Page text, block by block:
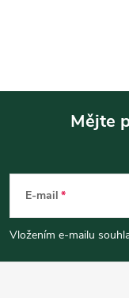
p
a
Mějte
E-mail
Vložením e-mailu